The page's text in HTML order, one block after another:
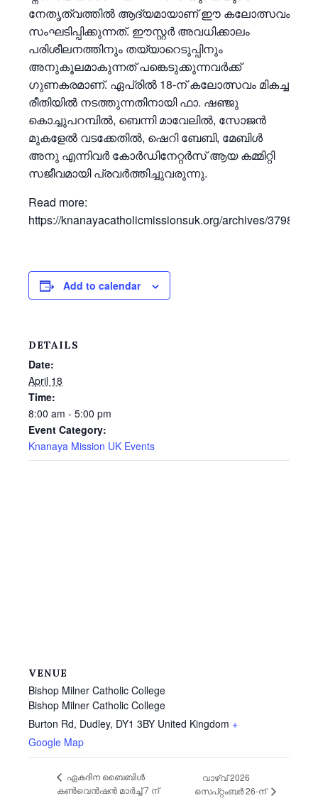
നേതൃത്വത്തിൽ ആദ്യമായാണ് ഈ കലോത്സവം
സംഘടിപ്പിക്കുന്നത്. ഈസ്റ്റർ അവധിക്കാലം
പരിശീലനത്തിനും തയ്യാറെടുപ്പിനും
അനുകൂലമാകുന്നത് പങ്കെടുക്കുന്നവർക്ക്
ഗുണകരമാണ്. ഏപ്രിൽ 18-ന് കലോത്സവം മികച്ച
രീതിയിൽ നടത്തുന്നതിനായി ഫാ. ഷഞ്ജു
കൊച്ചുപറമ്പിൽ, ബെന്നി മാവേലിൽ, സോജൻ
മുകളേൽ വടക്കേതിൽ, ഷെറി ബേബി, മേബിൾ
അനു എന്നിവർ കോർഡിനേറ്റർസ് ആയ കമ്മിറ്റി
സജീവമായി പ്രവർത്തിച്ചുവരുന്നു.
Read more:
https://knanayacatholicmissionsuk.org/archives/3798
Add to calendar
DETAILS
Date:
April 18
Time:
8:00 am - 5:00 pm
Event Category:
Knanaya Mission UK Events
VENUE
Bishop Milner Catholic College
Bishop Milner Catholic College
Burton Rd, Dudley, DY1 3BY United Kingdom +
Google Map
ഏകദിന ബൈബിൾ
കൺവെൻഷൻ മാർച്ച് 7 ന്
വാഴ്‌വ് 2026
സെപ്റ്റംബർ 26-ന്